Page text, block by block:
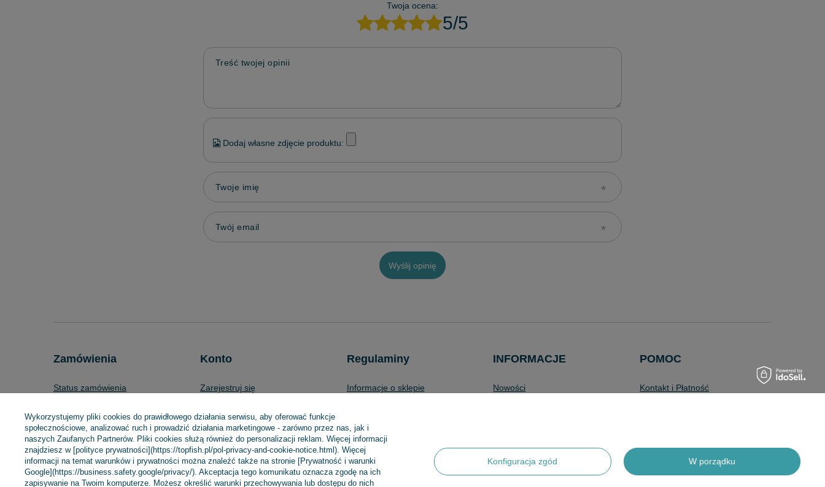
Twoja ocena:
5/5
Treść twojej opinii
Dodaj własne zdjęcie produktu:
Twoje imię
Twój email
Wyślij opinię
Zamówienia
Status zamówienia
Chcę zareklamować produkt
Chcę zwrócić produkt
Chcę wymienić towar
Kontakt
Konto
Zarejestruj się
Listy zakupowe
Lista zakupionych produktów
Historia transakcji
Moje rabaty
Regulaminy
Informacje o sklepie
Sposoby płatności i prowizje
Regulamin
Polityka prywatności
Odstąpienie od umowy
INFORMACJE
Nowości
POMOC
Kontakt i Płatność
Wykorzystujemy pliki cookies do prawidłowego działania serwisu, aby oferować funkcje
społecznościowe, analizować ruch i prowadzić działania marketingowe - zarówno przez nas, jak i
naszych Zaufanych Partnerów. Pliki cookies służą również do personalizacji reklam. Więcej informacji
znajdziesz w [polityce prywatności](https://topfish.pl/pol-privacy-and-cookie-notice.html). Więcej
informacji na temat warunków i prywatności można znaleźć także na stronie [Prywatność i warunki
Google](https://business.safety.google/privacy/). Akceptacja tego komunikatu oznacza zgodę na ich
zapisywanie na Twoim komputerze. Możesz określić warunki przechowywania lub dostępu do nich
Konfiguracja zgód W porządku